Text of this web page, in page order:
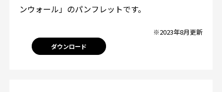
ンウォール」のパンフレットです。
※2023年8月更新
ダウンロード